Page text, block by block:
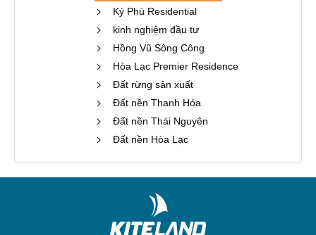
Ký Phú Residential
kinh nghiệm đầu tư
Hồng Vũ Sông Công
Hòa Lạc Premier Residence
Đất rừng sản xuất
Đất nền Thanh Hóa
Đất nền Thái Nguyên
Đất nền Hòa Lạc